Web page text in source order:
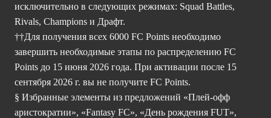
исключительно в следующих режимах: Squad Battles,
Rivals, Champions и Драфт.
††Для получения всех 6000 FC Points необходимо
завершить необходимые этапы по распределению FC
Points до 15 июня 2026 года. При активации после 15
сентября 2026 г. вы не получите FC Points.
§ Избранные элементы из предложений «Плей-офф
аристократии», «Fantasy FC», «День рождения FUT»,